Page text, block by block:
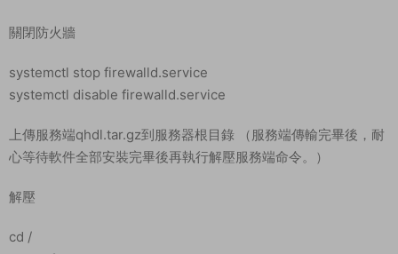
測試系統 CentOS7.6
測試IP：192.168.2.166 （外網架設和局網架設方法一樣）
端，我這裏已事先下載好了
然後進入常用工具分類下載Linux管理工具，并且連接到自己的服